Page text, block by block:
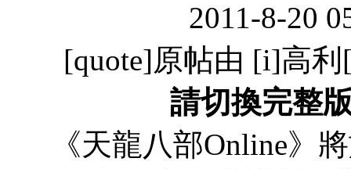
2011-8-20
[quote]原帖由 [i]高利
請切換完整
《天龍八部Online》